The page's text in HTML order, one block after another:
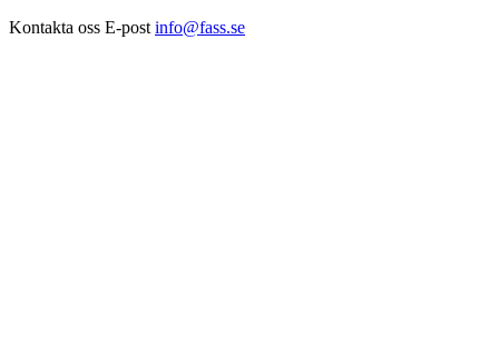
Kontakta oss E-post info@fass.se